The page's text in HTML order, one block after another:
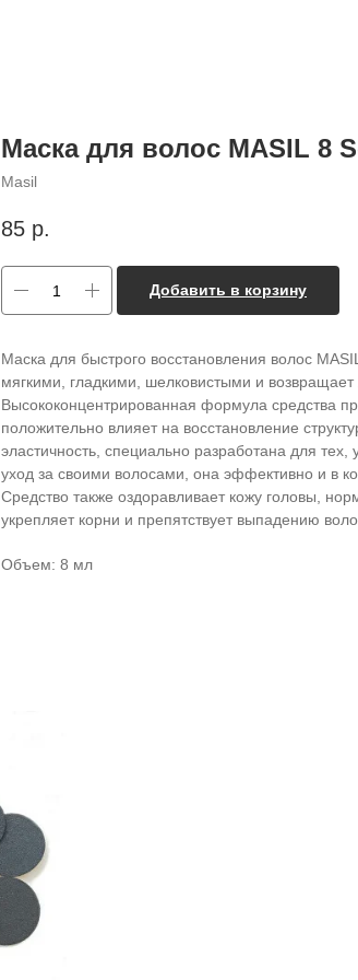
Маска для волос MASIL 8
Masil
85 р.
Добавить в корзину
Маска для быстрого восстановления волос
мягкими, гладкими, шелковистыми и
Высококонцентрированная формула средства
положительно влияет на восстановление
эластичность, специально разработана для
уход за своими волосами, она эффективно и в
Средство также оздоравливает кожу головы,
укрепляет корни и препятствует выпадению
Объем: 8 мл